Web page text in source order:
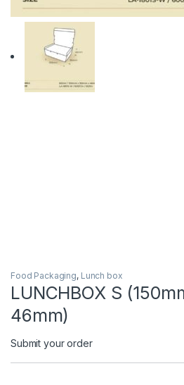
Food Packaging, Lunch box
LUNCHBOX S
46mm)
Submit your order